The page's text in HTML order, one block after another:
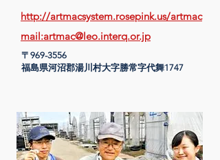
http://artmacsystem.rosepink.us/artmac
mail:artmac@leo.interq.or.jp
〒969-3556
​福島県河沼郡湯川村大字勝常字代舞1747